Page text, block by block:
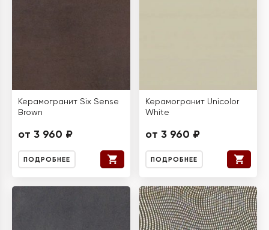
Керамогранит Six Sense
Brown
от 3 960 ₽
ПОДРОБНЕЕ
Керамогранит Unicolor
White
от 3 960 ₽
ПОДРОБНЕЕ